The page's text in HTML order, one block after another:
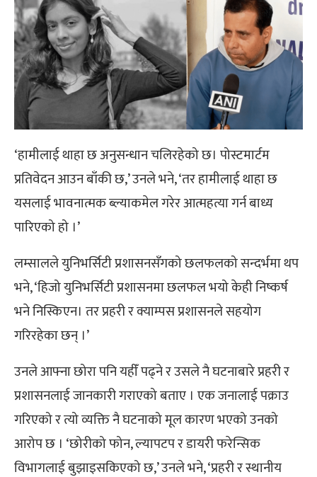
‘हामीलाई थाहा छ अनुसन्धान चलिरहेको छ। पोस्टमार्टम
प्रतिवेदन आउन बाँकी छ,’ उनले भने, ‘तर हामीलाई थाहा छ
यसलाई भावनात्मक ब्ल्याकमेल गरेर आत्महत्या गर्न बाध्य
पारिएको हो ।’
लम्सालले युनिभर्सिटी प्रशासनसँगको छलफलको सन्दर्भमा थप
भने, ‘हिजो युनिभर्सिटी प्रशासनमा छलफल भयो केही निष्कर्ष
भने निस्किएन। तर प्रहरी र क्याम्पस प्रशासनले सहयोग
गरिरहेका छन् ।’
उनले आफ्ना छोरा पनि यहीँ पढ्ने र उसले नै घटनाबारे प्रहरी र
प्रशासनलाई जानकारी गराएको बताए । एक जनालाई पक्राउ
गरिएको र त्यो व्यक्ति नै घटनाको मूल कारण भएको उनको
आरोप छ । ‘छोरीको फोन, ल्यापटप र डायरी फरेन्सिक
विभागलाई बुझाइसकिएको छ,’ उनले भने, ‘प्रहरी र स्थानीय